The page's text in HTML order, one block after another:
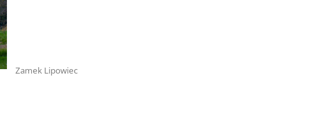
Zamek Lipowiec